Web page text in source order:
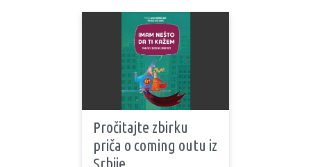
Pročitajte zbirku
priča o coming outu iz
Srbije